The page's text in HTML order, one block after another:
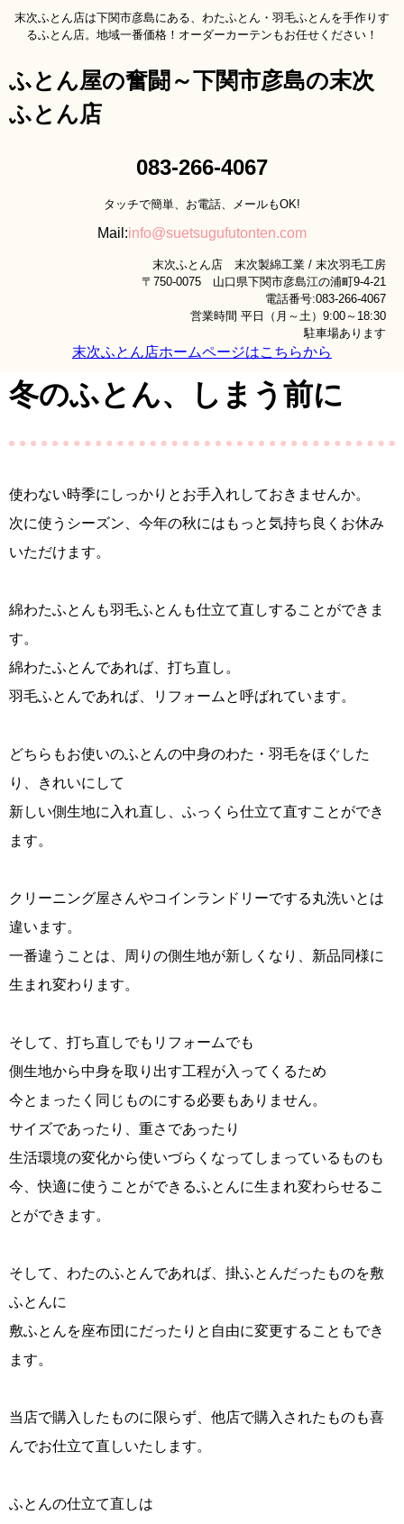
ふとん屋の奮闘～下関市彦島の末次
ふとん店
末次ふとん店は下関市彦島にある、わたふとん・羽毛ふとんを手作りす
るふとん店。地域一番価格！オーダーカーテンもお任せください！
083-266-4067
タッチで簡単、お電話、メールもOK!
Mail:info@suetsugufutonten.com
末次ふとん店 末次製綿工業 / 末次羽毛工房
〒750-0075 山口県下関市彦島江の浦町9-4-21
電話番号:083-266-4067
営業時間 平日（月～土）9:00～18:30
駐車場あります
末次ふとん店ホームページはこちらから
冬のふとん、しまう前に
使わない時季にしっかりとお手入れしておきませんか。
次に使うシーズン、今年の秋にはもっと気持ち良くお休み
いただけます。
綿わたふとんも羽毛ふとんも仕立て直しすることができま
す。
綿わたふとんであれば、打ち直し。
羽毛ふとんであれば、リフォームと呼ばれています。
どちらもお使いのふとんの中身のわた・羽毛をほぐした
り、きれいにして
新しい側生地に入れ直し、ふっくら仕立て直すことができ
ます。
クリーニング屋さんやコインランドリーでする丸洗いとは
違います。
一番違うことは、周りの側生地が新しくなり、新品同様に
生まれ変わります。
そして、打ち直しでもリフォームでも
側生地から中身を取り出す工程が入ってくるため
今とまったく同じものにする必要もありません。
サイズであったり、重さであったり
生活環境の変化から使いづらくなってしまっているものも
今、快適に使うことができるふとんに生まれ変わらせるこ
とができます。
そして、わたのふとんであれば、掛ふとんだったものを敷
ふとんに
敷ふとんを座布団にだったりと自由に変更することもでき
ます。
当店で購入したものに限らず、他店で購入されたものも喜
んでお仕立て直しいたします。
ふとんの仕立て直しは